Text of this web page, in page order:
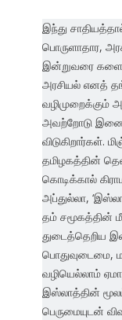
இந்து
பொருளாதார,
இன்றுவரை
அரசியல் எனத்
வழிமுறைக்கும்
அவற்றோடு
விடுகிறார்கள்.
தமிழகத்தின்
கொடிக்கால்
அப்துல்லா,
தம் சமூகத்தின்
துடைத்தெறிய
பொதுவுடைமை,
வழியெல்லாம்
இஸ்லாத்தின்
பெருமையுடன்